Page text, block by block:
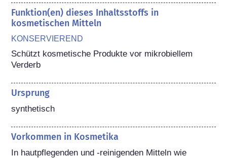
Funktion(en) dieses Inhaltsstoffs in
kosmetischen Mitteln
KONSERVIEREND
Schützt kosmetische Produkte vor mikrobiellem
Verderb
Ursprung
synthetisch
Vorkommen in Kosmetika
In hautpflegenden und -reinigenden Mitteln wie